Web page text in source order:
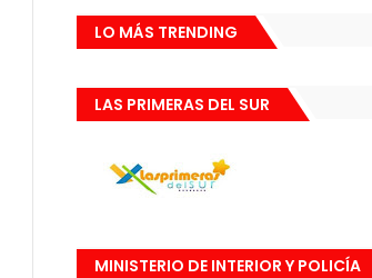
LO MÁS TRENDING
LAS PRIMERAS DEL SUR
MINISTERIO DE INTERIOR Y POLICÍA